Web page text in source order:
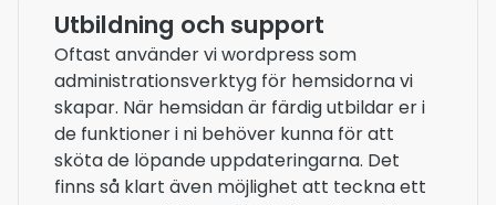
Utbildning och support
Oftast använder vi wordpress som
administrationsverktyg för hemsidorna vi
skapar. När hemsidan är färdig utbildar er i
de funktioner i ni behöver kunna för att
sköta de löpande uppdateringarna. Det
finns så klart även möjlighet att teckna ett